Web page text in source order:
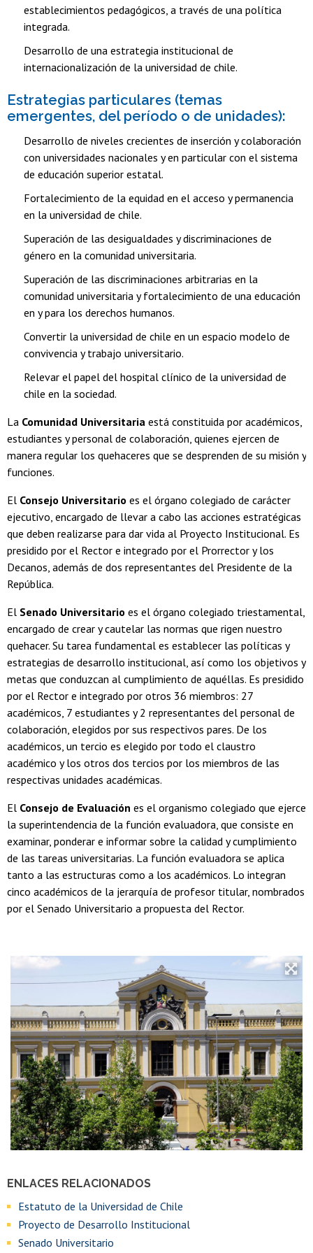
ENLACES RELACIONADOS
Estatuto de la Universidad de Chile
Proyecto de Desarrollo Institucional
Senado Universitario
establecimientos pedagógicos, a través de una política
integrada.
Desarrollo de una estrategia institucional de
internacionalización de la universidad de chile.
Estrategias particulares (temas
emergentes, del período o de unidades):
Desarrollo de niveles crecientes de inserción y colaboración
con universidades nacionales y en particular con el sistema
de educación superior estatal.
Fortalecimiento de la equidad en el acceso y permanencia
en la universidad de chile.
Superación de las desigualdades y discriminaciones de
género en la comunidad universitaria.
Superación de las discriminaciones arbitrarias en la
comunidad universitaria y fortalecimiento de una educación
en y para los derechos humanos.
Convertir la universidad de chile en un espacio modelo de
convivencia y trabajo universitario.
Relevar el papel del hospital clínico de la universidad de
chile en la sociedad.
La Comunidad Universitaria está constituida por académicos,
estudiantes y personal de colaboración, quienes ejercen de
manera regular los quehaceres que se desprenden de su misión y
funciones.
El Consejo Universitario es el órgano colegiado de carácter
ejecutivo, encargado de llevar a cabo las acciones estratégicas
que deben realizarse para dar vida al Proyecto Institucional. Es
presidido por el Rector e integrado por el Prorrector y los
Decanos, además de dos representantes del Presidente de la
República.
El Senado Universitario es el órgano colegiado triestamental,
encargado de crear y cautelar las normas que rigen nuestro
quehacer. Su tarea fundamental es establecer las políticas y
estrategias de desarrollo institucional, así como los objetivos y
metas que conduzcan al cumplimiento de aquéllas. Es presidido
por el Rector e integrado por otros 36 miembros: 27
académicos, 7 estudiantes y 2 representantes del personal de
colaboración, elegidos por sus respectivos pares. De los
académicos, un tercio es elegido por todo el claustro
académico y los otros dos tercios por los miembros de las
respectivas unidades académicas.
El Consejo de Evaluación es el organismo colegiado que ejerce
la superintendencia de la función evaluadora, que consiste en
examinar, ponderar e informar sobre la calidad y cumplimiento
de las tareas universitarias. La función evaluadora se aplica
tanto a las estructuras como a los académicos. Lo integran
cinco académicos de la jerarquía de profesor titular, nombrados
por el Senado Universitario a propuesta del Rector.